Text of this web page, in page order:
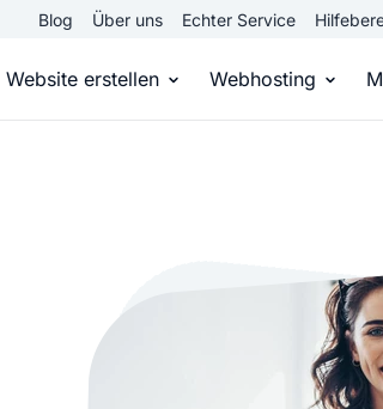
Blog Über uns Echter Service
Endungen aus aller Welt
E-Mail-Hosting
Zugriff auf E-Mails immer und überall
Website erstellen
Homepage Baukasten
Eigene Homepage ohne
Webhosting